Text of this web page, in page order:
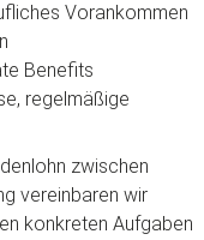
Vorankommen
Benefits
regelmäßige
zwischen
vereinbaren wir
konkreten Aufgaben